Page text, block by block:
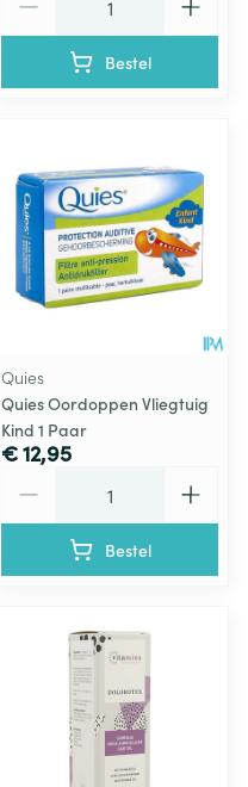
Bestel
Quies
Quies Oordoppen Vliegtuig
Kind 1 Paar
€ 12,95
Bestel